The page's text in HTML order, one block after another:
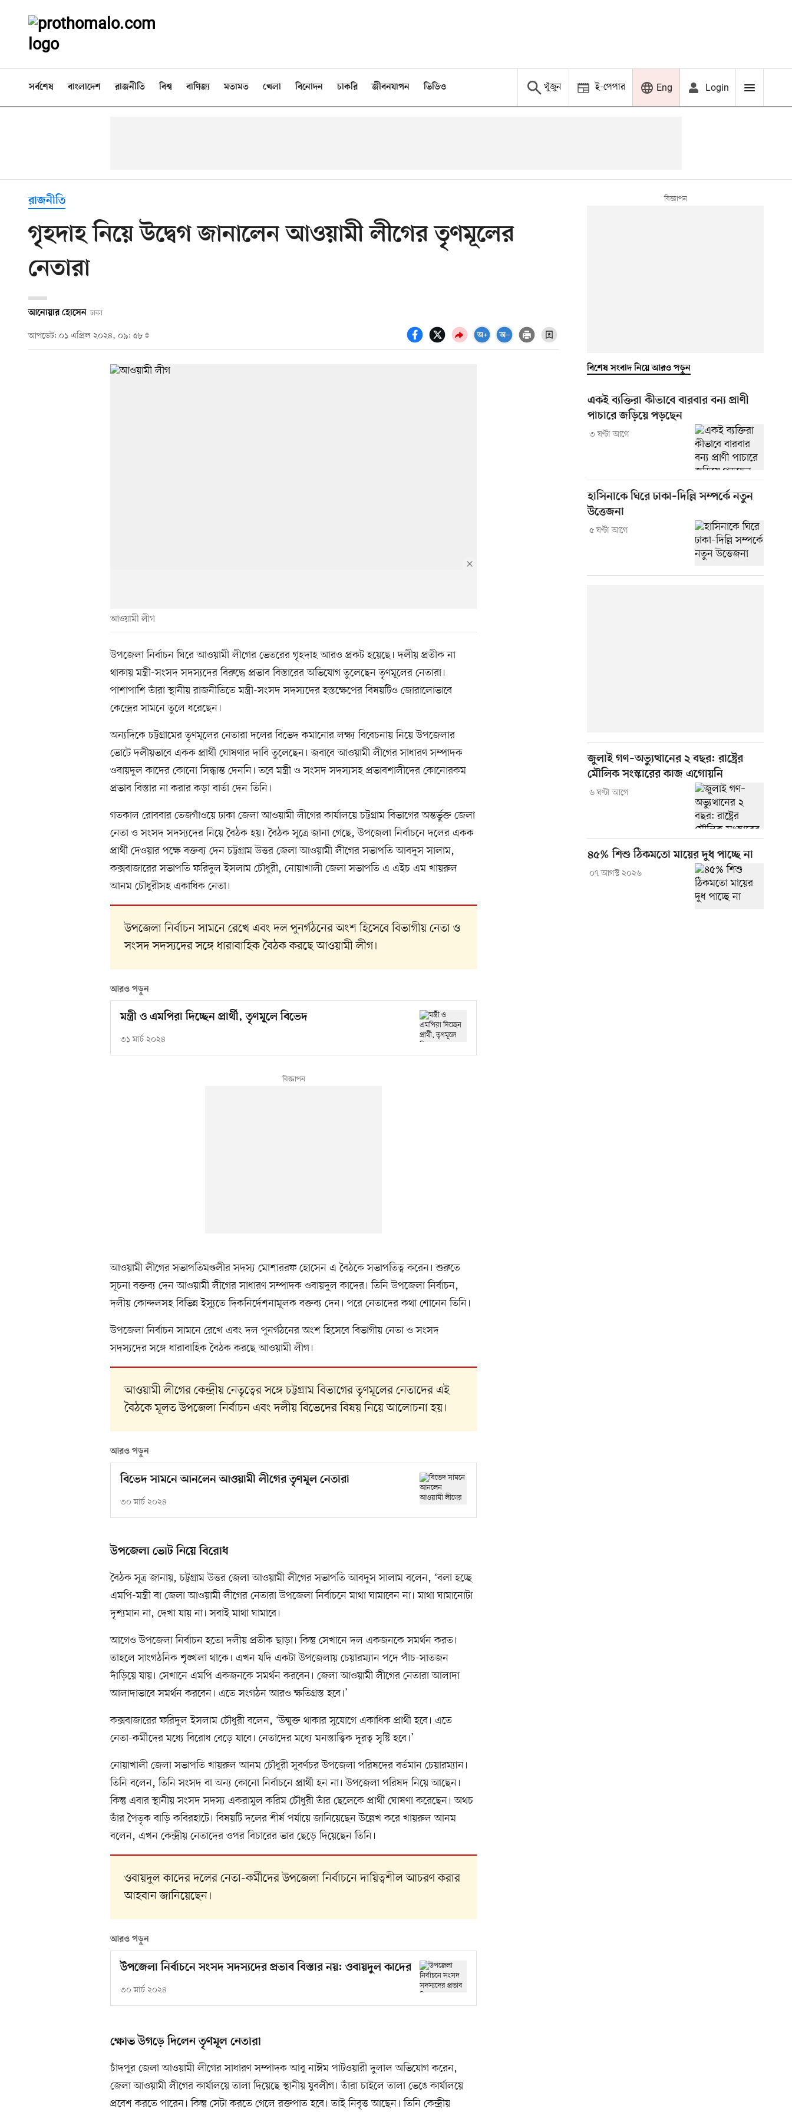
সর্বশেষ বাংলাদেশ রাজনীতি বিশ্ব বাণিজ্য মতামত খেলা বিনোদন চাকরি জীবনযাপন ভিডিও খুঁজুন ই-পেপার Eng Login
রাজনীতি
গৃহদাহ নিয়ে উদ্বেগ জানালেন আওয়ামী লীগের তৃণমূলের
নেতারা
আনোয়ার হোসেন ঢাকা
আপডেট: ০১ এপ্রিল ২০২৪, ০৯: ৫৮
আওয়ামী লীগ
উপজেলা নির্বাচন ঘিরে আওয়ামী লীগের ভেতরের গৃহদাহ আরও প্রকট হয়েছে। দলীয় প্রতীক না
থাকায় মন্ত্রী-সংসদ সদস্যদের বিরুদ্ধে প্রভাব বিস্তারের অভিযোগ তুলেছেন তৃণমূলের নেতারা।
পাশাপাশি তাঁরা স্থানীয় রাজনীতিতে মন্ত্রী-সংসদ সদস্যদের হস্তক্ষেপের বিষয়টিও জোরালোভাবে
কেন্দ্রের সামনে তুলে ধরেছেন।
অন্যদিকে চট্টগ্রামের তৃণমূলের নেতারা দলের বিভেদ কমানোর লক্ষ্য বিবেচনায় নিয়ে উপজেলার
ভোটে দলীয়ভাবে একক প্রার্থী ঘোষণার দাবি তুলেছেন। জবাবে আওয়ামী লীগের সাধারণ সম্পাদক
ওবায়দুল কাদের কোনো সিদ্ধান্ত দেননি। তবে মন্ত্রী ও সংসদ সদস্যসহ প্রভাবশালীদের কোনোরকম
প্রভাব বিস্তার না করার কড়া বার্তা দেন তিনি।
গতকাল রোববার তেজগাঁওয়ে ঢাকা জেলা আওয়ামী লীগের কার্যালয়ে চট্টগ্রাম বিভাগের অন্তর্ভুক্ত জেলা
নেতা ও সংসদ সদস্যদের নিয়ে বৈঠক হয়। বৈঠক সূত্রে জানা গেছে, উপজেলা নির্বাচনে দলের একক
প্রার্থী দেওয়ার পক্ষে বক্তব্য দেন চট্টগ্রাম উত্তর জেলা আওয়ামী লীগের সভাপতি আবদুস সালাম,
কক্সবাজারের সভাপতি ফরিদুল ইসলাম চৌধুরী, নোয়াখালী জেলা সভাপতি এ এইচ এম খায়রুল
আনম চৌধুরীসহ একাধিক নেতা।
উপজেলা নির্বাচন সামনে রেখে এবং দল পুনর্গঠনের অংশ হিসেবে বিভাগীয় নেতা ও
সংসদ সদস্যদের সঙ্গে ধারাবাহিক বৈঠক করছে আওয়ামী লীগ।
আরও পড়ুন
মন্ত্রী ও এমপিরা দিচ্ছেন প্রার্থী, তৃণমূলে বিভেদ
৩১ মার্চ ২০২৪
আওয়ামী লীগের সভাপতিমণ্ডলীর সদস্য মোশাররফ হোসেন এ বৈঠকে সভাপতিত্ব করেন। শুরুতে
সূচনা বক্তব্য দেন আওয়ামী লীগের সাধারণ সম্পাদক ওবায়দুল কাদের। তিনি উপজেলা নির্বাচন,
দলীয় কোন্দলসহ বিভিন্ন ইস্যুতে দিকনির্দেশনামূলক বক্তব্য দেন। পরে নেতাদের কথা শোনেন তিনি।
উপজেলা নির্বাচন সামনে রেখে এবং দল পুনর্গঠনের অংশ হিসেবে বিভাগীয় নেতা ও সংসদ
সদস্যদের সঙ্গে ধারাবাহিক বৈঠক করছে আওয়ামী লীগ।
আওয়ামী লীগের কেন্দ্রীয় নেতৃত্বের সঙ্গে চট্টগ্রাম বিভাগের তৃণমূলের নেতাদের এই
বৈঠকে মূলত উপজেলা নির্বাচন এবং দলীয় বিভেদের বিষয় নিয়ে আলোচনা হয়।
আরও পড়ুন
বিভেদ সামনে আনলেন আওয়ামী লীগের তৃণমূল নেতারা
৩০ মার্চ ২০২৪
উপজেলা ভোট নিয়ে বিরোধ
বৈঠক সূত্র জানায়, চট্টগ্রাম উত্তর জেলা আওয়ামী লীগের সভাপতি আবদুস সালাম বলেন, ‘বলা হচ্ছে
এমপি-মন্ত্রী বা জেলা আওয়ামী লীগের নেতারা উপজেলা নির্বাচনে মাথা ঘামাবেন না। মাথা ঘামানোটা
দৃশ্যমান না, দেখা যায় না। সবাই মাথা ঘামাবে।
আগেও উপজেলা নির্বাচন হতো দলীয় প্রতীক ছাড়া। কিন্তু সেখানে দল একজনকে সমর্থন করত।
তাহলে সাংগঠনিক শৃঙ্খলা থাকে। এখন যদি একটা উপজেলায় চেয়ারম্যান পদে পাঁচ-সাতজন
দাঁড়িয়ে যায়। সেখানে এমপি একজনকে সমর্থন করবেন। জেলা আওয়ামী লীগের নেতারা আলাদা
আলাদাভাবে সমর্থন করবেন। এতে সংগঠন আরও ক্ষতিগ্রস্ত হবে।’
কক্সবাজারের ফরিদুল ইসলাম চৌধুরী বলেন, ‘উন্মুক্ত থাকার সুযোগে একাধিক প্রার্থী হবে। এতে
নেতা-কর্মীদের মধ্যে বিরোধ বেড়ে যাবে। নেতাদের মধ্যে মনস্তাত্ত্বিক দূরত্ব সৃষ্টি হবে।’
নোয়াখালী জেলা সভাপতি খায়রুল আনম চৌধুরী সুবর্ণচর উপজেলা পরিষদের বর্তমান চেয়ারম্যান।
তিনি বলেন, তিনি সংসদ বা অন্য কোনো নির্বাচনে প্রার্থী হন না। উপজেলা পরিষদ নিয়ে আছেন।
কিন্তু এবার স্থানীয় সংসদ সদস্য একরামুল করিম চৌধুরী তাঁর ছেলেকে প্রার্থী ঘোষণা করেছেন। অথচ
তাঁর পৈতৃক বাড়ি কবিরহাটে। বিষয়টি দলের শীর্ষ পর্যায়ে জানিয়েছেন উল্লেখ করে খায়রুল আনম
বলেন, এখন কেন্দ্রীয় নেতাদের ওপর বিচারের ভার ছেড়ে দিয়েছেন তিনি।
ওবায়দুল কাদের দলের নেতা-কর্মীদের উপজেলা নির্বাচনে দায়িত্বশীল আচরণ করার
আহবান জানিয়েছেন।
আরও পড়ুন
উপজেলা নির্বাচনে সংসদ সদস্যদের প্রভাব বিস্তার নয়: ওবায়দুল কাদের
৩০ মার্চ ২০২৪
ক্ষোভ উগড়ে দিলেন তৃণমূল নেতারা
চাঁদপুর জেলা আওয়ামী লীগের সাধারণ সম্পাদক আবু নাঈম পাটওয়ারী দুলাল অভিযোগ করেন,
জেলা আওয়ামী লীগের কার্যালয়ে তালা দিয়েছে স্থানীয় যুবলীগ। তাঁরা চাইলে তালা ভেঙে কার্যালয়ে
প্রবেশ করতে পারেন। কিন্তু সেটা করতে গেলে রক্তপাত হবে। তাই নিবৃত্ত আছেন। তিনি কেন্দ্রীয়
বিশেষ সংবাদ নিয়ে আরও পড়ুন
একই ব্যক্তিরা কীভাবে বারবার বন্য প্রাণী
পাচারে জড়িয়ে পড়ছেন
৩ ঘণ্টা আগে
হাসিনাকে ঘিরে ঢাকা–দিল্লি সম্পর্কে নতুন
উত্তেজনা
৫ ঘণ্টা আগে
জুলাই গণ–অভ্যুত্থানের ২ বছর: রাষ্ট্রের
মৌলিক সংস্কারের কাজ এগোয়নি
৬ ঘণ্টা আগে
৪৫% শিশু ঠিকমতো মায়ের দুধ পাচ্ছে না
০৭ আগস্ট ২০২৬